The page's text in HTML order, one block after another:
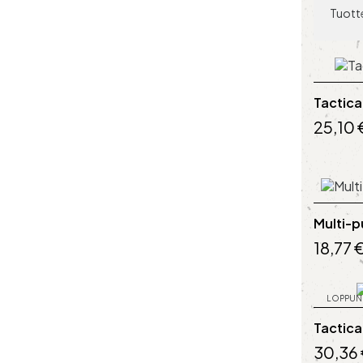
25,10
Multi-
18,77
30,36